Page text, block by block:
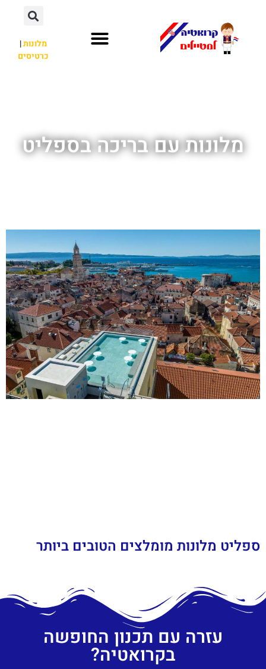
מלונות|
כרטיסים
מלונות עם בריכה בספליט
ספליט מלונות מומלצים הטובים ביותר
עזרה עם תכנון החופשה
בקרואטיה?